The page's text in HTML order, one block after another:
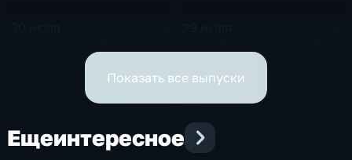
Показать все выпуски
Ещеинтересное